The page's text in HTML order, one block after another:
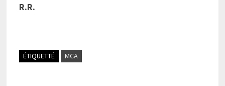
R.R.
ÉTIQUETTÉ MCA